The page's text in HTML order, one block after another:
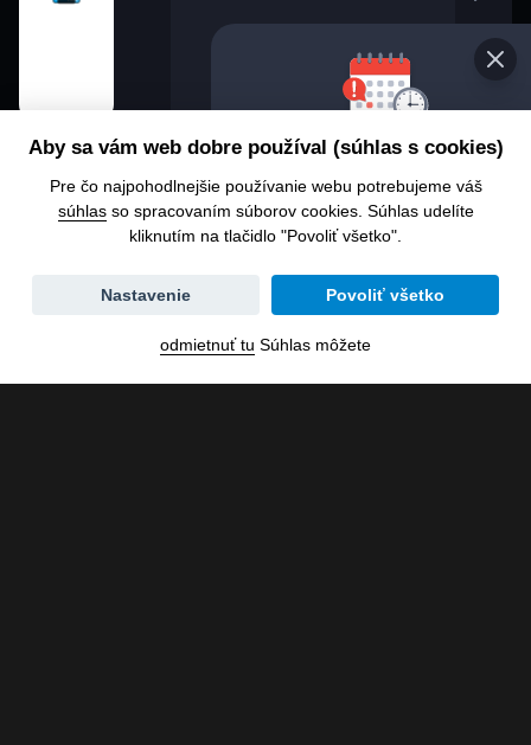
Chcete
Zmena
dátumu
Aby sa vám web dobre používal (súhlas s cookies)
Pre čo najpohodlnejšie používanie webu potrebujeme váš
súhlasso spracovaním súborov cookies. Súhlas udelíte
kliknutím na tlačidlo "Povoliť všetko".
Povoliť všetko
Nastavenie
odmietnuť tu Súhlas môžete